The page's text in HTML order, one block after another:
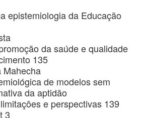
epistemiologia da Educação
da saúde e qualidade
135
Mahecha
de modelos sem
da aptidão
e perspectivas 139
3